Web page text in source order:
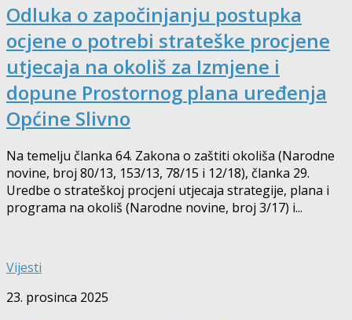
Odluka o započinjanju postupka
ocjene o potrebi strateške procjene
utjecaja na okoliš za Izmjene i
dopune Prostornog plana uređenja
Općine Slivno
Na temelju članka 64. Zakona o zaštiti okoliša (Narodne
novine, broj 80/13, 153/13, 78/15 i 12/18), članka 29.
Uredbe o strateškoj procjeni utjecaja strategije, plana i
programa na okoliš (Narodne novine, broj 3/17) i...
Vijesti
23. prosinca 2025